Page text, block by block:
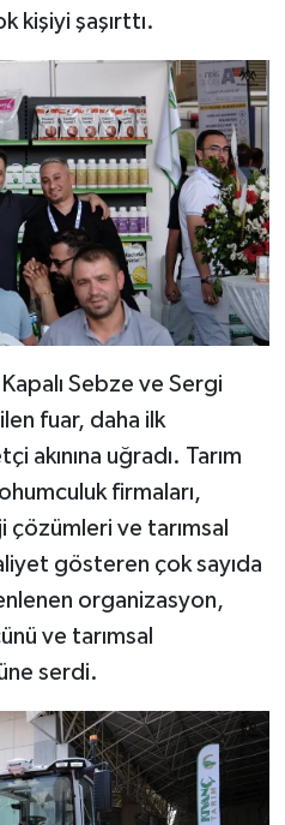
kişiyi şaşırttı.
Sebze ve Sergi
fuar, daha ilk
akınına uğradı. Tarım
firmaları,
ve tarımsal
gösteren çok sayıda
organizasyon,
ve tarımsal
serdi.